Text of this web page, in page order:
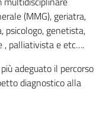
(MMG), geriatra,
psicologo, genetista,
, palliativista e etc….
adeguato il percorso
diagnostico alla